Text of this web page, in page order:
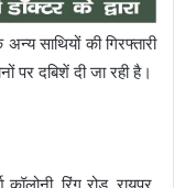
साथियों की गिरफ्तारी
पर दबिशें दी जा रही है।